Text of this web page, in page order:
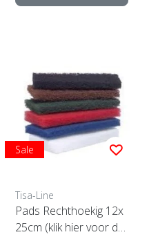
Sale
Tisa-Line
Pads Rechthoekig 12x
25cm (klik hier voor de